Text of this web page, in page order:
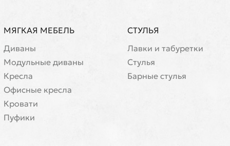
МЯГКАЯ МЕБЕЛЬ
Диваны
Модульные диваны
Кресла
Офисные кресла
Кровати
Пуфики
СТУЛЬЯ
Лавки и табуретки
Стулья
Барные стулья